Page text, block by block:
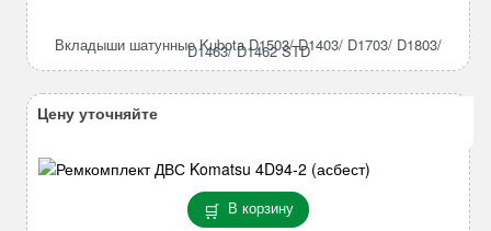
Kubota
D1503/
D1462
STD
Вкладыши шатунные Kubota D1503/ D1403/ D1703/ D1803/
D1463/ D1462 STD
В корзину
Цену уточняйте